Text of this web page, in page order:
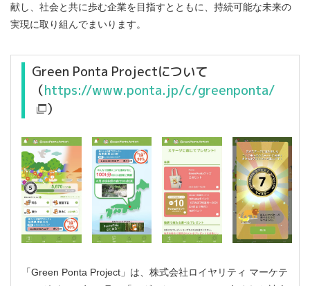
献し、社会と共に歩む企業を目指すとともに、持続可能な未来の
実現に取り組んでまいります。
Green Ponta Projectについて
（https://www.ponta.jp/c/greenponta/
）
「Green Ponta Project」は、株式会社ロイヤリティ マーケテ